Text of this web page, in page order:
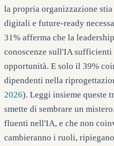
la propria organizzazione
digitali e future-ready
31% afferma che la
conoscenze sull'IA sufficienti
opportunità. E solo il 39%
dipendenti nella
2026). Leggi insieme queste
smette di sembrare un
fluenti nell'IA, e che non
cambieranno i ruoli,